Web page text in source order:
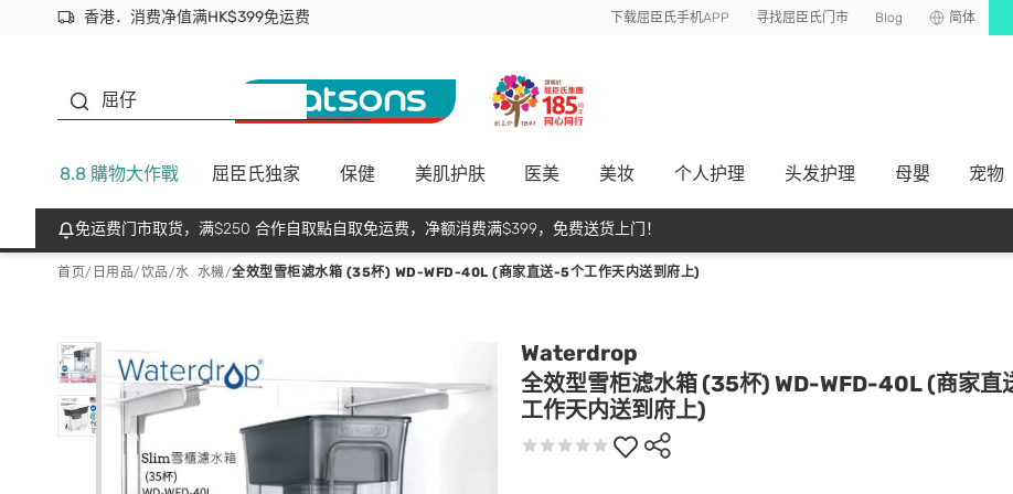
香港．消费净值满HK$399免运费
立即成为易赏钱会员尽享独家优惠
首次APP下单买满$450 输入 NEWAPP 即减$50 下载屈臣氏手机APP 寻找屈臣氏门市 Blog 简体
屈仔
8.8 購物大作戰 屈臣氏独家 保健 美肌护肤 医美 美妆 个人护理 头发护理 母嬰 宠物
免运费门市取货，满$250 合作自取點自取免运费，净额消费满$399，免费送货上门！
首页/ 日用品/饮品/水 水機/全效型雪柜滤水箱 (35杯) WD-WFD-40L (商家直送-5个工作天内送到府上)
Waterdrop
全效型雪柜滤水箱 (35杯) WD-WFD-40L (商家直
工作天内送到府上)